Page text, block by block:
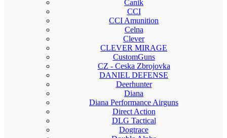
Canik
CCI
CCI Amunition
Celna
Clever
CLEVER MIRAGE
CustomGuns
CZ - Ceska Zbrojovka
DANIEL DEFENSE
Deerhunter
Diana
Diana Performance Airguns
Direct Action
DLG Tactical
Dogtrace